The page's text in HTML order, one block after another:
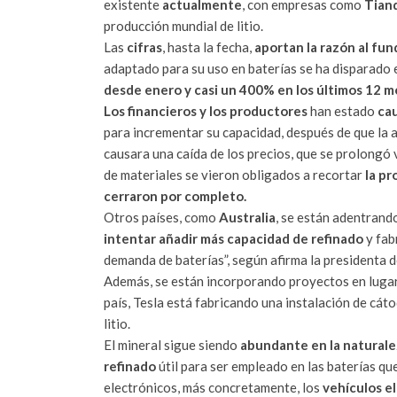
existente actualmente, con empresas como
producción mundial de litio.
Las cifras, hasta la fecha, aportan la razón al
adaptado para su uso en baterías se ha
desde enero y casi un 400% en los últimos 12
Los financieros y los productoreshan estado
para incrementar su capacidad, después de que
causara una caída de los precios, que se
de materiales se vieron obligados a recortar la
cerraron por completo.
Otros países, como Australia, se están
intentar añadir más capacidad de refinadoy
demanda de baterías”, según afirma la presidenta
Además, se están incorporando proyectos en
país, Tesla está fabricando una instalación de
litio.
El mineral sigue siendo abundante en la
refinadoútil para ser empleado en las baterías
electrónicos, más concretamente, los vehículos